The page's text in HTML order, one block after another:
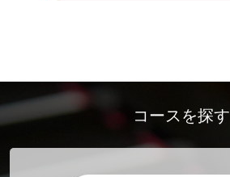
コースを探す